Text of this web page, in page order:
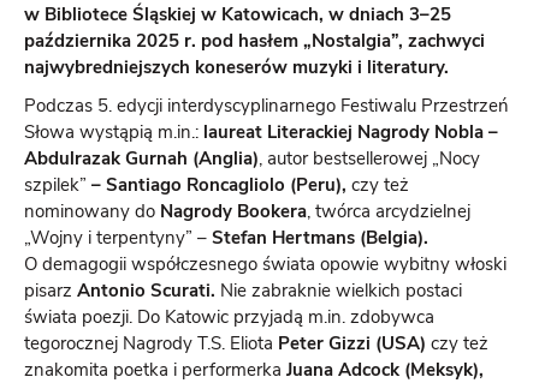
w Bibliotece Śląskiej w Katowicach, w dniach 3–25
października 2025 r. pod hasłem „Nostalgia”, zachwyci
najwybredniejszych koneserów muzyki i literatury.
Podczas 5. edycji interdyscyplinarnego Festiwalu Przestrzeń
Słowa wystąpią m.in.: laureat Literackiej Nagrody Nobla –
Abdulrazak Gurnah (Anglia), autor bestsellerowej „Nocy
szpilek” – Santiago Roncagliolo (Peru), czy też
nominowany do Nagrody Bookera, twórca arcydzielnej
„Wojny i terpentyny” – Stefan Hertmans (Belgia).
O demagogii współczesnego świata opowie wybitny włoski
pisarz Antonio Scurati. Nie zabraknie wielkich postaci
świata poezji. Do Katowic przyjadą m.in. zdobywca
tegorocznej Nagrody T.S. Eliota Peter Gizzi (USA) czy też
znakomita poetka i performerka Juana Adcock (Meksyk),